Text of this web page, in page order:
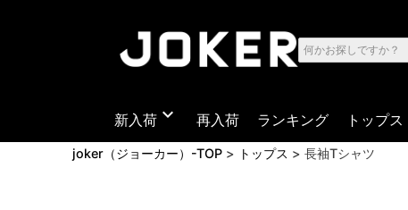
新入荷 expand_more 再入荷 ランキング トップス
joker（ジョーカー）-TOP トップス 長袖Tシャツ